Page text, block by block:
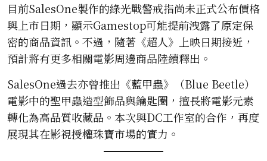
目前SalesOne製作的綠光戰警戒指尚未正式公布價格
與上市日期，顯示Gamestop可能提前洩露了原定保
密的商品資訊。不過，隨著《超人》上映日期接近，
預計將有更多相關電影周邊商品陸續釋出。
SalesOne過去亦曾推出《藍甲蟲》（Blue Beetle）
電影中的聖甲蟲造型飾品與鑰匙圈，擅長將電影元素
轉化為高品質收藏品。本次與DC工作室的合作，再度
展現其在影視授權珠寶市場的實力。